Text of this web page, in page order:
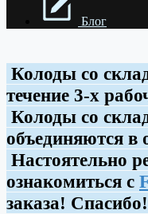
Блог
Колоды со
течение 3-х
Колоды со
объединяются в
Настоятельно
ознакомиться с
заказа! Спасибо!